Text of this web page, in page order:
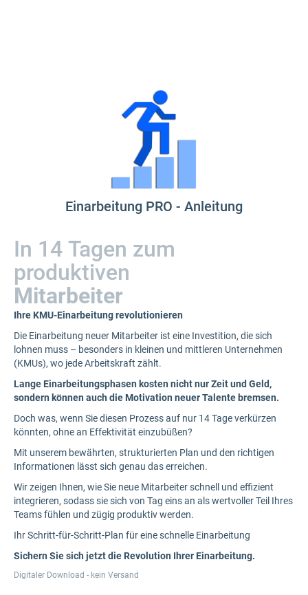
Einarbeitung PRO - Anleitung
In 14 Tagen zum
produktiven
Mitarbeiter
Ihre KMU-Einarbeitung revolutionieren
Die Einarbeitung neuer Mitarbeiter ist eine Investition, die sich
lohnen muss – besonders in kleinen und mittleren Unternehmen
(KMUs), wo jede Arbeitskraft zählt.
Lange Einarbeitungsphasen kosten nicht nur Zeit und Geld,
sondern können auch die Motivation neuer Talente bremsen.
Doch was, wenn Sie diesen Prozess auf nur 14 Tage verkürzen
könnten, ohne an Effektivität einzubüßen?
Mit unserem bewährten, strukturierten Plan und den richtigen
Informationen lässt sich genau das erreichen.
Wir zeigen Ihnen, wie Sie neue Mitarbeiter schnell und effizient
integrieren, sodass sie sich von Tag eins an als wertvoller Teil Ihres
Teams fühlen und zügig produktiv werden.
Ihr Schritt-für-Schritt-Plan für eine schnelle Einarbeitung
Sichern Sie sich jetzt die Revolution Ihrer Einarbeitung.
Digitaler Download - kein Versand